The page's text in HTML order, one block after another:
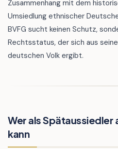
Zusammenhang mit dem
Umsiedlung ethnischer
BVFG sucht keinen Schutz,
Rechtsstatus, der sich aus
deutschen Volk ergibt.
Wer als
kann